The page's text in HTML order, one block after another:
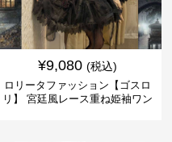
¥9,080 (税込)
ロリータファッション【ゴスロ
リ】 宮廷風レース重ね姫袖ワン